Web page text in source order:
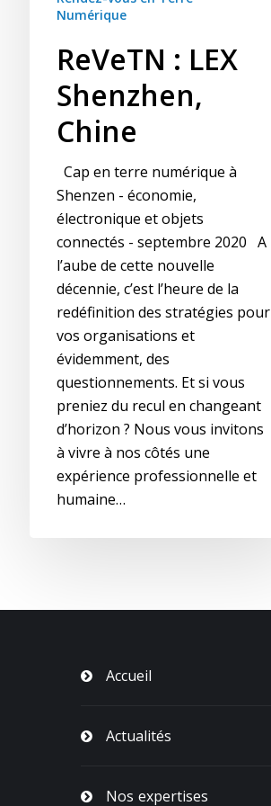
Numérique
ReVeTN : LEX
Shenzhen,
Chine
Cap en terre numérique à
Shenzen - économie,
électronique et objets
connectés - septembre 2020 A
l’aube de cette nouvelle
décennie, c’est l’heure de la
redéfinition des stratégies pour
vos organisations et
évidemment, des
questionnements. Et si vous
preniez du recul en changeant
d’horizon ? Nous vous invitons
à vivre à nos côtés une
expérience professionnelle et
humaine…
Accueil
Actualités
Nos expertises